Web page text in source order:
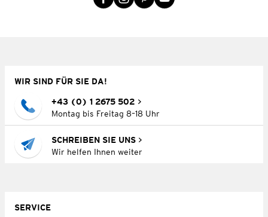
WIR SIND FÜR SIE DA!
+43 (0) 1 2675 502
Montag bis Freitag 8–18 Uhr
SCHREIBEN SIE UNS
Wir helfen Ihnen weiter
SERVICE